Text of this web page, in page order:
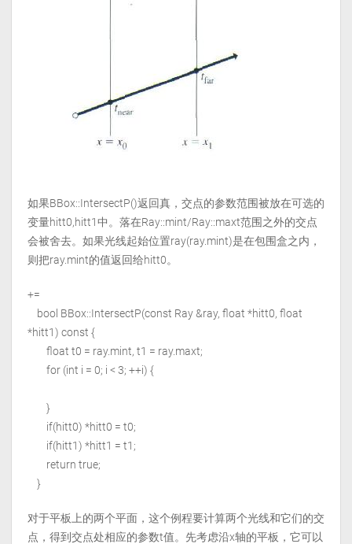
如果BBox::IntersectP()返回真，交点的参数范围被放在可选的
变量hitt0,hitt1中。落在Ray::mint/Ray::maxt范围之外的交点
会被舍去。如果光线起始位置ray(ray.mint)是在包围盒之内，
则把ray.mint的值返回给hitt0。
+=
bool BBox::IntersectP(const Ray &ray, float *hitt0, float
*hitt1) const {
float t0 = ray.mint, t1 = ray.maxt;
for (int i = 0; i < 3; ++i) {
}
if(hitt0) *hitt0 = t0;
if(hitt1) *hitt1 = t1;
return true;
}
对于平板上的两个平面，这个例程要计算两个光线和它们的交
点，得到交点处相应的参数t值。先考虑沿x轴的平板，它可以